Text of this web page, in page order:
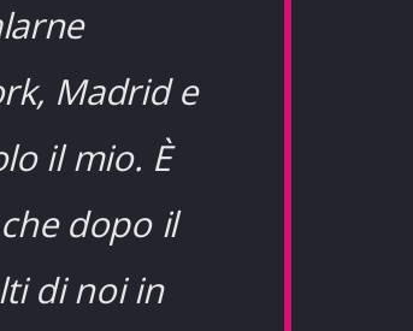
Madrid e
il mio. È
dopo il
di noi in